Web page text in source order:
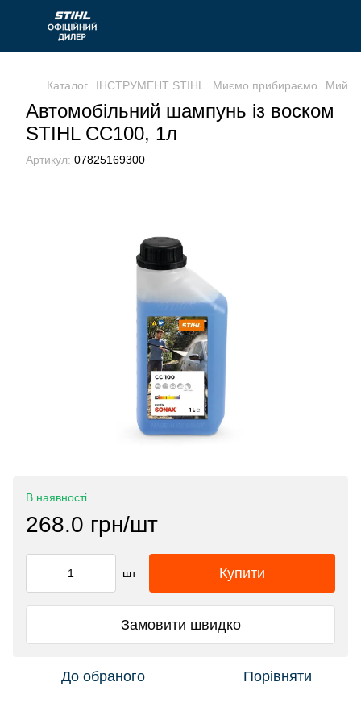
Каталог ІНСТРУМЕНТ STIHL Миємо прибираємо Мийки
Автомобільний шампунь із воском
STIHL CC100, 1л
Артикул: 07825169300
В наявності
268.0 грн/шт
шт Купити
Замовити швидко
До обраного Порівняти